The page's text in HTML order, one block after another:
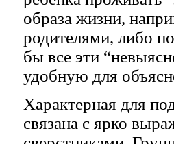
образа жизни,
родителями, либо
бы все эти
удобную для
Характерная для
связана с ярко